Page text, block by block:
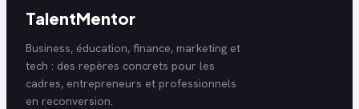
TalentMentor
Business, éducation, finance, marketing et
tech : des repères concrets pour les
cadres, entrepreneurs et professionnels
en reconversion.